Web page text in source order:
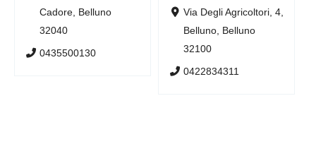
Cadore, Belluno
32040
0435500130
Via Degli Agricoltori, 4,
Belluno, Belluno
32100
0422834311